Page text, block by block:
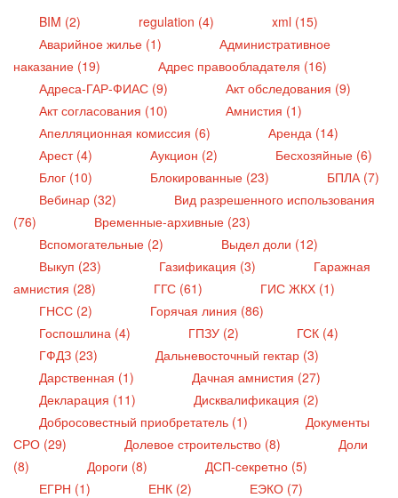
BIM (2)
regulation (4)
xml (15)
Аварийное жилье (1)
Административное
наказание (19)
Адрес правообладателя (16)
Адреса-ГАР-ФИАС (9)
Акт обследования (9)
Акт согласования (10)
Амнистия (1)
Апелляционная комиссия (6)
Аренда (14)
Арест (4)
Аукцион (2)
Бесхозяйные (6)
Блог (10)
Блокированные (23)
БПЛА (7)
Вебинар (32)
Вид разрешенного использования
(76)
Временные-архивные (23)
Вспомогательные (2)
Выдел доли (12)
Выкуп (23)
Газификация (3)
Гаражная
амнистия (28)
ГГС (61)
ГИС ЖКХ (1)
ГНСС (2)
Горячая линия (86)
Госпошлина (4)
ГПЗУ (2)
ГСК (4)
ГФДЗ (23)
Дальневосточный гектар (3)
Дарственная (1)
Дачная амнистия (27)
Декларация (11)
Дисквалификация (2)
Добросовестный приобретатель (1)
Документы
СРО (29)
Долевое строительство (8)
Доли
(8)
Дороги (8)
ДСП-секретно (5)
ЕГРН (1)
ЕНК (2)
ЕЭКО (7)